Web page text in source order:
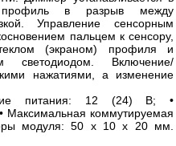
профиль в разрыв между
Управление сенсорным
пальцем к сенсору,
(экраном) профиля и
светодиодом. Включение/
нажатиями, а изменение
питания: 12 (24) В; •
Максимальная коммутируемая
модуля: 50 x 10 x 20 мм.